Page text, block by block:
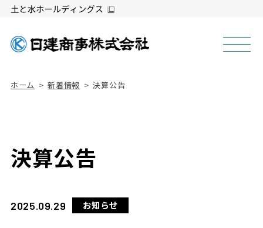
ホーム 新着情報 決算公告
決算公告
2025.09.29 お知らせ